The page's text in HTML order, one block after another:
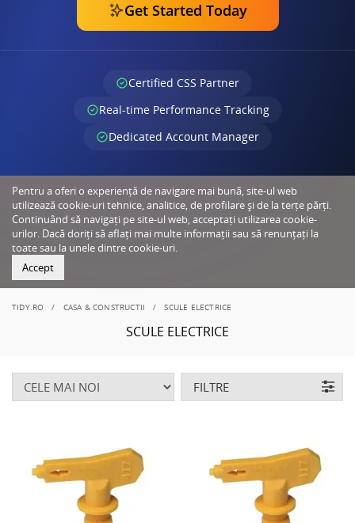
Get Started Today
Certified CSS Partner
Real-time Performance Tracking
Dedicated Account Manager
Pentru a oferi o experiență de navigare mai bună, site-ul web
utilizează cookie-uri tehnice, analitice, de profilare și de la terțe părți.
Continuând să navigați pe site-ul web, acceptați utilizarea cookie-
urilor. Dacă doriți să aflați mai multe informații sau să renunțați la
toate sau la unele dintre cookie-uri.
Accept
TIDY.RO CASA & CONSTRUCTII SCULE ELECTRICE
SCULE ELECTRICE
FILTRE